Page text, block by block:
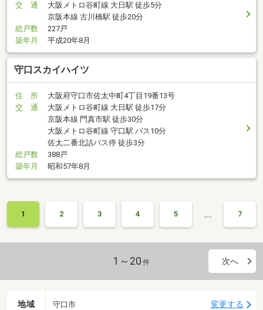
交 通
大阪メトロ谷町線 大日駅 徒歩5分
京阪本線 古川橋駅 徒歩20分
総戸数
227戸
築年月
平成20年8月
守口スカイハイツ
住 所
大阪府守口市佐太中町4丁目19番13号
交 通
大阪メトロ谷町線 大日駅 徒歩17分
京阪本線 門真市駅 徒歩30分
大阪メトロ谷町線 守口駅 バス10分
佐太二番北詰バス停 徒歩3分
総戸数
388戸
築年月
昭和57年8月
1 2 3 4 5 … 7
1～20 件 次へ
地域 守口市 変更する